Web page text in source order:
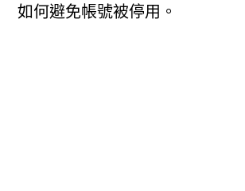
如何避免帳號被停用。